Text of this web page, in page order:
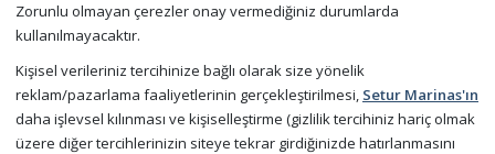
Sıkça Sorulan Sorular
Şimdi Mobil Uygulamamızı Ücretsiz Deneyin
Zorunlu olmayan çerezler onay vermediğiniz durumlarda
kullanılmayacaktır.
Kişisel verileriniz tercihinize bağlı olarak size yönelik
reklam/pazarlama faaliyetlerinin gerçekleştirilmesi, Setur Marinas'ın
daha işlevsel kılınması ve kişiselleştirme (gizlilik tercihiniz hariç olmak
üzere diğer tercihlerinizin siteye tekrar girdiğinizde hatırlanmasını